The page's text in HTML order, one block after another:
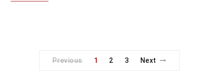
Previous 1 2 3 Next